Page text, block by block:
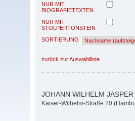
NUR MIT
BIOGRAFIETEXTEN
NUR MIT
STOLPERTONSTEIN
SORTIERUNG
zurück zur Auswahlliste
JOHANN WILHELM
Kaiser-Wilhelm-Straße 20